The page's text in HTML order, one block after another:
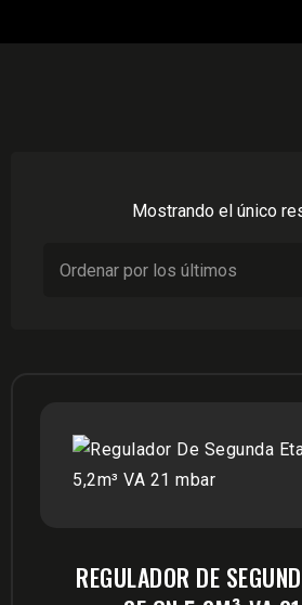
Mostrando el único
REGULADOR DE